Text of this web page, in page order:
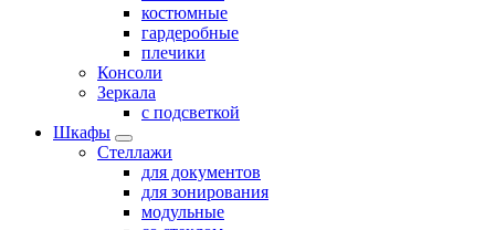
костюмные
гардеробные
плечики
Консоли
Зеркала
с подсветкой
Шкафы
Стеллажи
для документов
для зонирования
модульные